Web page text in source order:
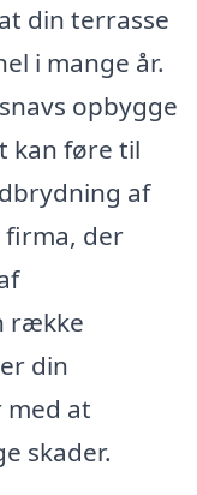
din terrasse
i mange år.
opbygge
kan føre til
af
firma, der
række
din
at
skader.